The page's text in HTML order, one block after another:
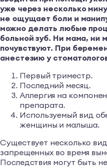
уже через несколько
не ощущает боли и
можно делать любые
больной зуб. Ни мама, ни
почувствуют. При
анестезию у
Первый триместр.
Последний месяц.
Аллергия на
препарата.
Используемый вид
женщины и малыша.
Существует несколько
запрещенных во время
Последствия могут быть